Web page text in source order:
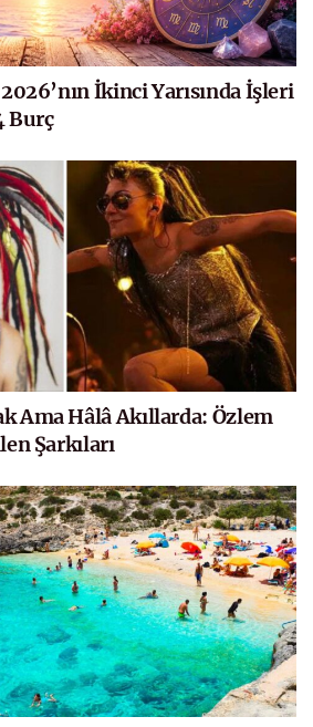
İkinci Yarısında İşleri
Burç
Ama Hâlâ Akıllarda: Özlem
Şarkıları